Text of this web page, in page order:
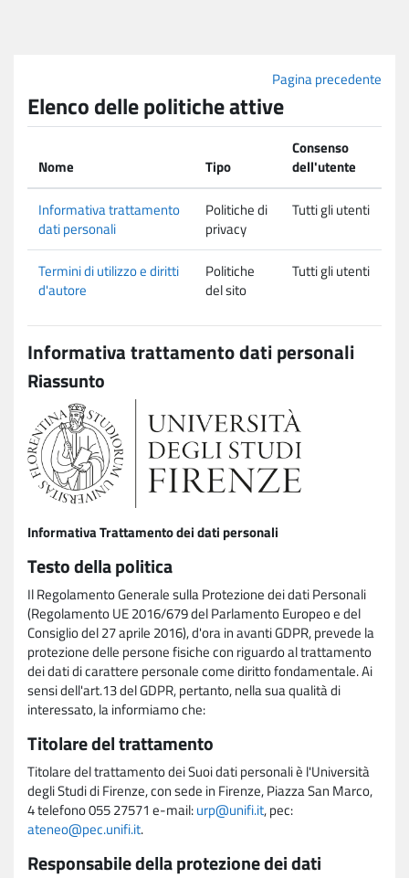
Pagina precedente
Elenco delle politiche attive
Nome Tipo
Consenso
dell'utente
Informativa trattamento
dati personali
Politiche di
privacy
Tutti gli utenti
Termini di utilizzo e diritti
d'autore
Politiche
del sito
Tutti gli utenti
Informativa trattamento dati personali
Riassunto
Informativa Trattamento dei dati personali
Testo della politica
Il Regolamento Generale sulla Protezione dei dati Personali
(Regolamento UE 2016/679 del Parlamento Europeo e del
Consiglio del 27 aprile 2016), d'ora in avanti GDPR, prevede la
protezione delle persone fisiche con riguardo al trattamento
dei dati di carattere personale come diritto fondamentale. Ai
sensi dell'art.13 del GDPR, pertanto, nella sua qualità di
interessato, la informiamo che:
Titolare del trattamento
Titolare del trattamento dei Suoi dati personali è l'Università
degli Studi di Firenze, con sede in Firenze, Piazza San Marco,
4 telefono 055 27571 e-mail:urp@unifi.it, pec:
ateneo@pec.unifi.it.
Responsabile della protezione dei dati